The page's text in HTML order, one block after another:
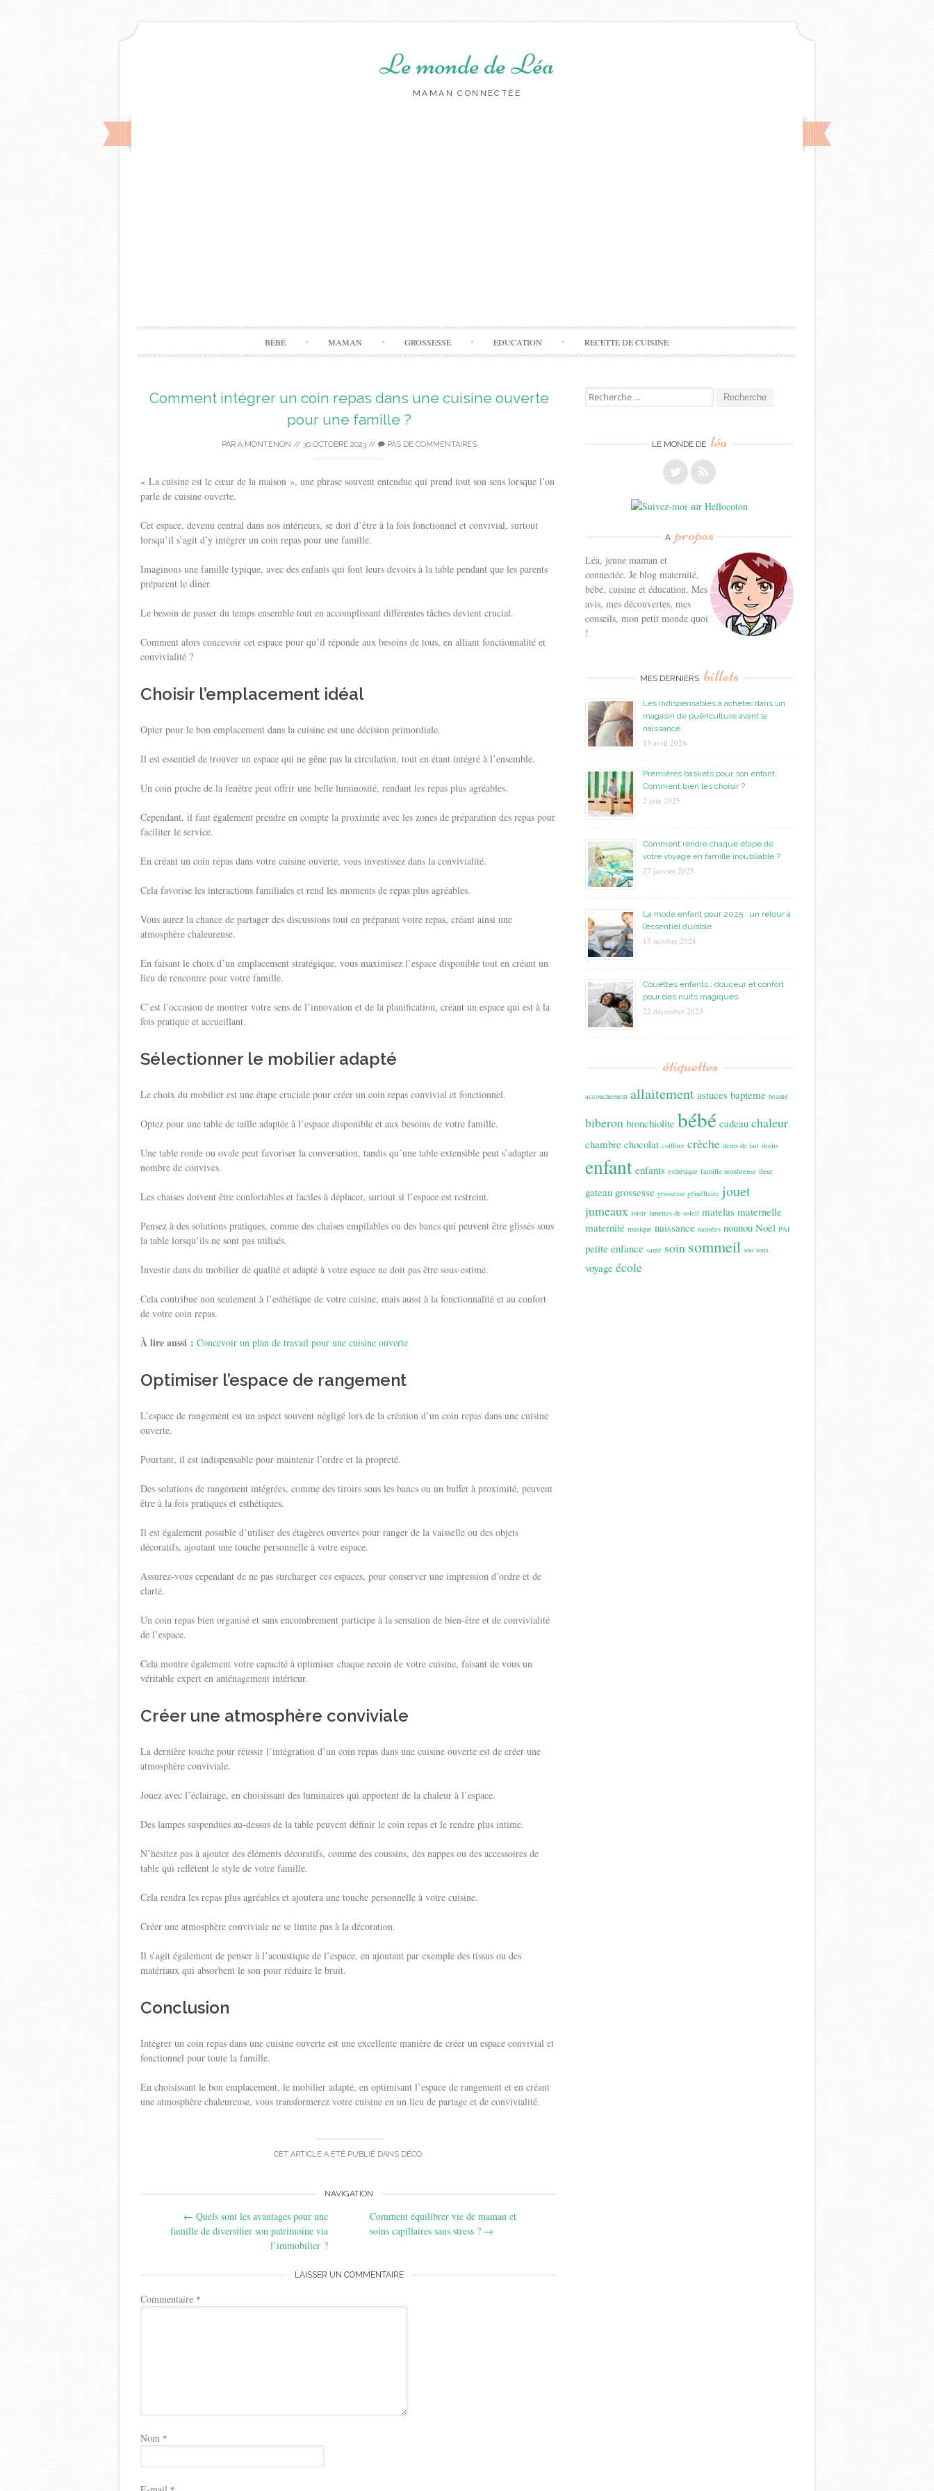
Le monde de Léa
MAMAN CONNECTÉE
Aller
BÉBÉ MAMAN GROSSESSE EDUCATION RECETTE DE CUISINE
Comment intégrer un coin repas dans une cuisine ouverte
pour une famille ?
PAR A.MONTENON // 30 OCTOBRE 2023// PAS DE COMMENTAIRES
« La cuisine est le cœur de la maison », une phrase souvent entendue qui prend tout son sens lorsque l’on
parle de cuisine ouverte.
Cet espace, devenu central dans nos intérieurs, se doit d’être à la fois fonctionnel et convivial, surtout
lorsqu’il s’agit d’y intégrer un coin repas pour une famille.
Imaginons une famille typique, avec des enfants qui font leurs devoirs à la table pendant que les parents
préparent le dîner.
Le besoin de passer du temps ensemble tout en accomplissant différentes tâches devient crucial.
Comment alors concevoir cet espace pour qu’il réponde aux besoins de tous, en alliant fonctionnalité et
convivialité ?
Choisir l’emplacement idéal
Opter pour le bon emplacement dans la cuisine est une décision primordiale.
Il est essentiel de trouver un espace qui ne gêne pas la circulation, tout en étant intégré à l’ensemble.
Un coin proche de la fenêtre peut offrir une belle luminosité, rendant les repas plus agréables.
Cependant, il faut également prendre en compte la proximité avec les zones de préparation des repas pour
faciliter le service.
En créant un coin repas dans votre cuisine ouverte, vous investissez dans la convivialité.
Cela favorise les interactions familiales et rend les moments de repas plus agréables.
Vous aurez la chance de partager des discussions tout en préparant votre repas, créant ainsi une
atmosphère chaleureuse.
En faisant le choix d’un emplacement stratégique, vous maximisez l’espace disponible tout en créant un
lieu de rencontre pour votre famille.
C’est l’occasion de montrer votre sens de l’innovation et de la planification, créant un espace qui est à la
fois pratique et accueillant.
Sélectionner le mobilier adapté
Le choix du mobilier est une étape cruciale pour créer un coin repas convivial et fonctionnel.
Optez pour une table de taille adaptée à l’espace disponible et aux besoins de votre famille.
Une table ronde ou ovale peut favoriser la conversation, tandis qu’une table extensible peut s’adapter au
nombre de convives.
Les chaises doivent être confortables et faciles à déplacer, surtout si l’espace est restreint.
Pensez à des solutions pratiques, comme des chaises empilables ou des bancs qui peuvent être glissés sous
la table lorsqu’ils ne sont pas utilisés.
Investir dans du mobilier de qualité et adapté à votre espace ne doit pas être sous-estimé.
Cela contribue non seulement à l’esthétique de votre cuisine, mais aussi à la fonctionnalité et au confort
de votre coin repas.
À lire aussi : Concevoir un plan de travail pour une cuisine ouverte
Optimiser l’espace de rangement
L’espace de rangement est un aspect souvent négligé lors de la création d’un coin repas dans une cuisine
ouverte.
Pourtant, il est indispensable pour maintenir l’ordre et la propreté.
Des solutions de rangement intégrées, comme des tiroirs sous les bancs ou un buffet à proximité, peuvent
être à la fois pratiques et esthétiques.
Il est également possible d’utiliser des étagères ouvertes pour ranger de la vaisselle ou des objets
décoratifs, ajoutant une touche personnelle à votre espace.
Assurez-vous cependant de ne pas surcharger ces espaces, pour conserver une impression d’ordre et de
clarté.
Un coin repas bien organisé et sans encombrement participe à la sensation de bien-être et de convivialité
de l’espace.
Cela montre également votre capacité à optimiser chaque recoin de votre cuisine, faisant de vous un
véritable expert en aménagement intérieur.
Créer une atmosphère conviviale
La dernière touche pour réussir l’intégration d’un coin repas dans une cuisine ouverte est de créer une
atmosphère conviviale.
Jouez avec l’éclairage, en choisissant des luminaires qui apportent de la chaleur à l’espace.
Des lampes suspendues au-dessus de la table peuvent définir le coin repas et le rendre plus intime.
N’hésitez pas à ajouter des éléments décoratifs, comme des coussins, des nappes ou des accessoires de
table qui reflètent le style de votre famille.
Cela rendra les repas plus agréables et ajoutera une touche personnelle à votre cuisine.
Créer une atmosphère conviviale ne se limite pas à la décoration.
Il s’agit également de penser à l’acoustique de l’espace, en ajoutant par exemple des tissus ou des
matériaux qui absorbent le son pour réduire le bruit.
Conclusion
Intégrer un coin repas dans une cuisine ouverte est une excellente manière de créer un espace convivial et
fonctionnel pour toute la famille.
En choisissant le bon emplacement, le mobilier adapté, en optimisant l’espace de rangement et en créant
une atmosphère chaleureuse, vous transformerez votre cuisine en un lieu de partage et de convivialité.
CET ARTICLE A ÉTÉ PUBLIÉ DANS DÉCO.
navigation
NAVIGATION
← Quels sont les avantages pour une
famille de diversifier son patrimoine via
l’immobilier ?
Comment équilibrer vie de maman et
soins capillaires sans stress ? →
LAISSER UN COMMENTAIRE
Commentaire *
Nom *
Recherche
pour:
LE MONDE DE léa
A propos
Léa, jeune maman et
connectée. Je blog maternité,
bébé, cuisine et éducation. Mes
avis, mes découvertes, mes
conseils, mon petit monde quoi
!
MES DERNIERS billets
Les indispensables à acheter dans un
magasin de puériculture avant la
naissance
13 avril 2026
Premières baskets pour son enfant :
Comment bien les choisir ?
2 juin 2025
Comment rendre chaque étape de
votre voyage en famille inoubliable ?
27 janvier 2025
La mode enfant pour 2025 : un retour à
l’essentiel durable
15 octobre 2024
Couettes enfants : douceur et confort
pour des nuits magiques
22 décembre 2023
étiquettes
accouchement allaitement astuces bapteme beauté
biberon bronchiolite bébé cadeau chaleur
chambre chocolat coiffure crèche dents de lait droits
enfant enfants esthétique famille nombreuse fleur
gateau grossesse grossesse géméllaire jouet
jumeaux loisir lunettes de soleil matelas maternelle
maternité musique naissance nausées nounou Noël PAI
petite enfance santé soin sommeil son toux
voyage école